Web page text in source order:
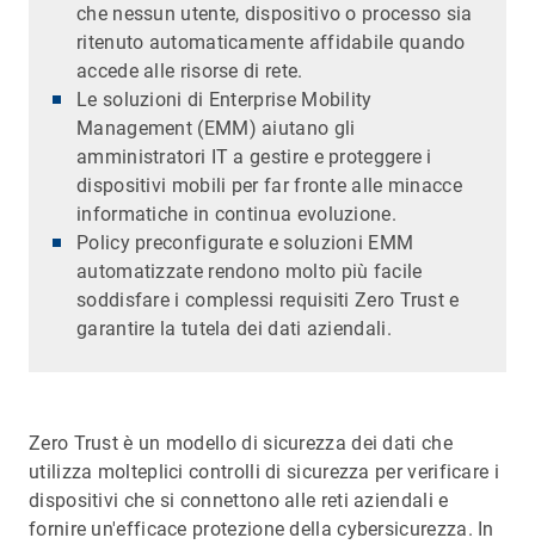
che nessun utente, dispositivo o processo sia
ritenuto automaticamente affidabile quando
accede alle risorse di rete.
Le soluzioni di Enterprise Mobility
Management (EMM) aiutano gli
amministratori IT a gestire e proteggere i
dispositivi mobili per far fronte alle minacce
informatiche in continua evoluzione.
Policy preconfigurate e soluzioni EMM
automatizzate rendono molto più facile
soddisfare i complessi requisiti Zero Trust e
garantire la tutela dei dati aziendali.
Zero Trust è un modello di sicurezza dei dati che
utilizza molteplici controlli di sicurezza per verificare i
dispositivi che si connettono alle reti aziendali e
fornire un'efficace protezione della cybersicurezza. In